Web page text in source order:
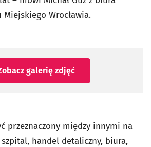
Wrocławia.
galerię zdjęć
przeznaczony między innymi na
handel detaliczny, biura,